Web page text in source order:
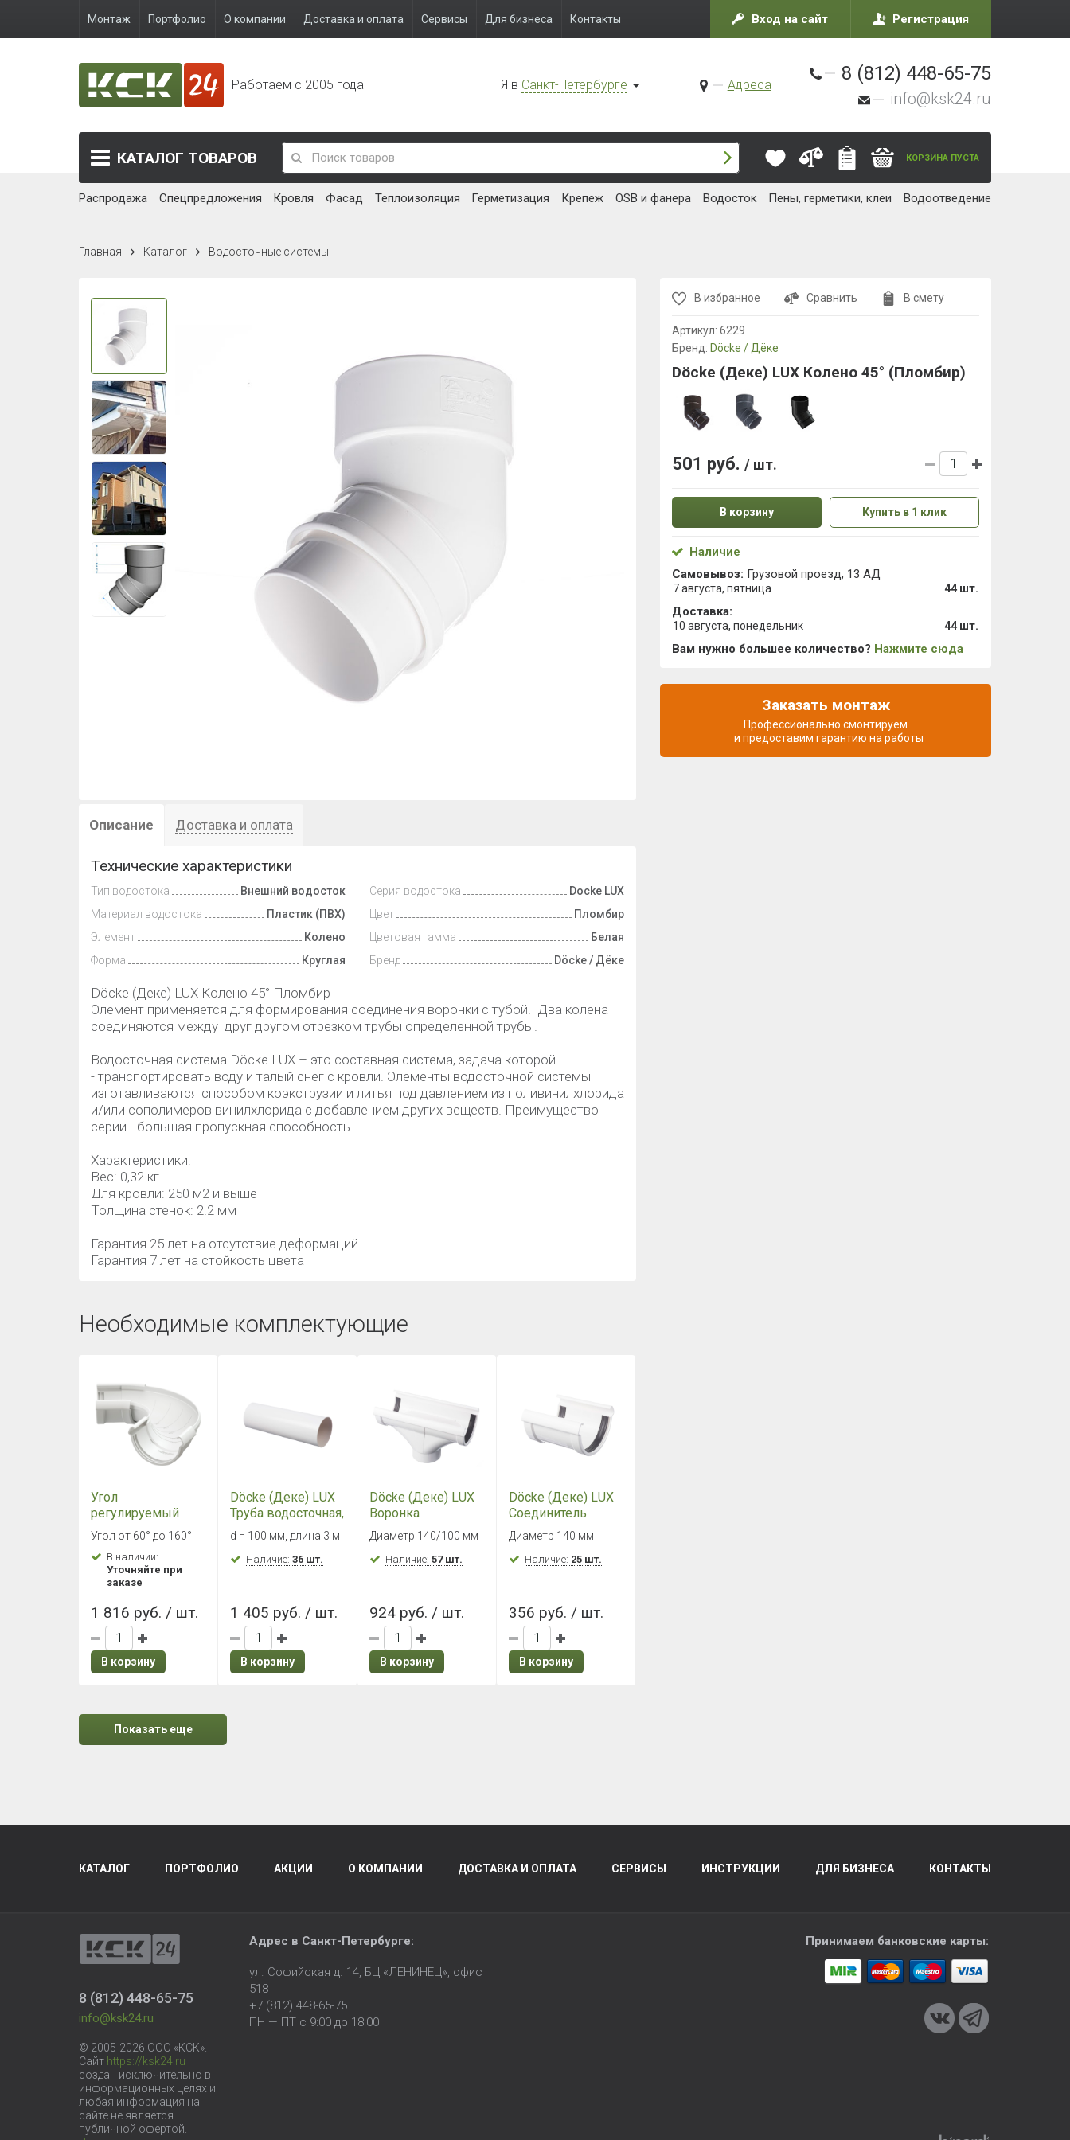
Монтаж Портфолио О компании Доставка и оплата Сервисы Для бизнеса Контакты Вход на сайт Регистрация
Работаем с 2005 года Я в Санкт-Петербурге Адреса
8 (812) 448-65-75
info@ksk24.ru
КАТАЛОГ ТОВАРОВ КОРЗИНА ПУСТА
Распродажа Спецпредложения Кровля Фасад Теплоизоляция Герметизация Крепеж OSB и фанера Водосток Пены, герметики, клеи Водоотведение
Главная Каталог Водосточные системы
Описание Доставка и оплата
Технические характеристики
Тип водостока
Внешний водосток
Материал водостока
Пластик (ПВХ)
Элемент
Колено
Форма
Круглая
Серия водостока
Docke LUX
Цвет
Пломбир
Цветовая гамма
Белая
Бренд
Döcke / Дёке
Döcke (Деке) LUX Колено 45° Пломбир
Элемент применяется для формирования соединения воронки с тубой. Два колена
соединяются между друг другом отрезком трубы определенной трубы.
Водосточная система Döcke LUX – это составная система, задача которой
- транспортировать воду и талый снег с кровли. Элементы водосточной системы
изготавливаются способом коэкструзии и литья под давлением из поливинилхлорида
и/или сополимеров винилхлорида с добавлением других веществ. Преимущество
серии - большая пропускная способность.
Характеристики:
Вес: 0,32 кг
Для кровли: 250 м2 и выше
Толщина стенок: 2.2 мм
Гарантия 25 лет на отсутствие деформаций
Гарантия 7 лет на стойкость цвета
Необходимые комплектующие
Угол
регулируемый
Döcke LUX
60°-160° Пломбир
Угол от 60° до 160°
В наличии:
Уточняйте при
заказе
1 816 руб. / шт.
В корзину
Döcke (Деке) LUX
Труба водосточная,
3000 мм
(Пломбир)
d = 100 мм, длина 3 м
Наличие:36 шт.
1 405 руб. / шт.
В корзину
Döcke (Деке) LUX
Воронка
(Пломбир)
Диаметр 140/100 мм
Наличие:57 шт.
924 руб. / шт.
В корзину
Döcke (Деке) LUX
Соединитель
желобов
(Пломбир)
Диаметр 140 мм
Наличие: 25 шт.
356 руб. / шт.
В корзину
Показать еще
В избранное Сравнить В смету
Артикул: 6229
Бренд: Döcke / Дёке
Döcke (Деке) LUX Колено 45° (Пломбир)
501 руб. / шт.
В корзину Купить в 1 клик
Наличие
Самовывоз: Грузовой проезд, 13 АД
7 августа, пятница 44 шт.
Доставка:
10 августа, понедельник 44 шт.
Вам нужно большее количество? Нажмите сюда
Заказать монтаж
Профессионально смонтируем
и предоставим гарантию на работы
КАТАЛОГ ПОРТФОЛИО АКЦИИ О КОМПАНИИ ДОСТАВКА И ОПЛАТА СЕРВИСЫ ИНСТРУКЦИИ ДЛЯ БИЗНЕСА КОНТАКТЫ
8 (812) 448-65-75
info@ksk24.ru
© 2005-2026 ООО «КСК».
Сайт https://ksk24.ru
создан исключительно в
информационных целях и
любая информация на
сайте не является
публичной офертой.
Адрес в Санкт-Петербурге:
ул. Софийская д. 14, БЦ «ЛЕНИНЕЦ», офис
518
+7 (812) 448-65-75
ПН — ПТ с 9:00 до 18:00
Принимаем банковские карты: